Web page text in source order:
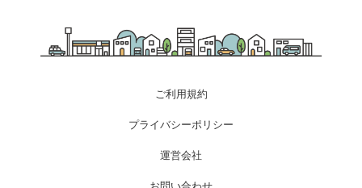
ご利用規約
プライバシーポリシー
運営会社